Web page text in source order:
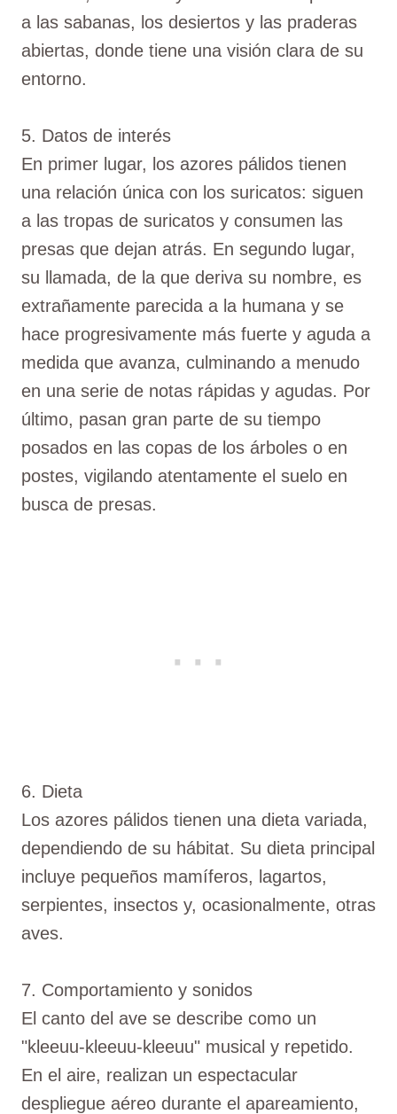
a las sabanas, los desiertos y las praderas
abiertas, donde tiene una visión clara de su
entorno.
5. Datos de interés
En primer lugar, los azores pálidos tienen
una relación única con los suricatos: siguen
a las tropas de suricatos y consumen las
presas que dejan atrás. En segundo lugar,
su llamada, de la que deriva su nombre, es
extrañamente parecida a la humana y se
hace progresivamente más fuerte y aguda a
medida que avanza, culminando a menudo
en una serie de notas rápidas y agudas. Por
último, pasan gran parte de su tiempo
posados en las copas de los árboles o en
postes, vigilando atentamente el suelo en
busca de presas.
6. Dieta
Los azores pálidos tienen una dieta variada,
dependiendo de su hábitat. Su dieta principal
incluye pequeños mamíferos, lagartos,
serpientes, insectos y, ocasionalmente, otras
aves.
7. Comportamiento y sonidos
El canto del ave se describe como un
"kleeuu-kleeuu-kleeuu" musical y repetido.
En el aire, realizan un espectacular
despliegue aéreo durante el apareamiento,